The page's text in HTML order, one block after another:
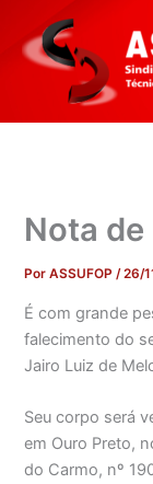
para
conteúdo
Nota
PorASSUFOP/26/
É com grande
falecimento do
Jairo Luiz de
Seu corpo será
em Ouro Preto,
do Carmo, nº